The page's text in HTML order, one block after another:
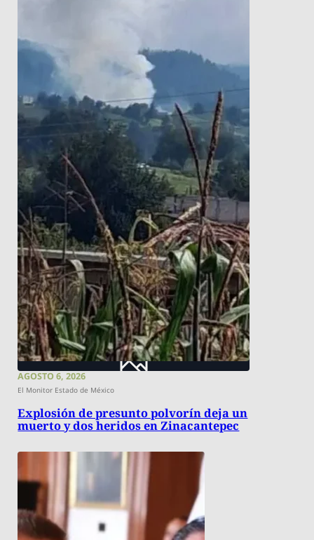
AGOSTO 6, 2026
El Monitor Estado de México
Explosión de presunto polvorín deja un
muerto y dos heridos en Zinacantepec